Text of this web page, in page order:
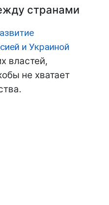
странами
и Украиной
властей,
не хватает